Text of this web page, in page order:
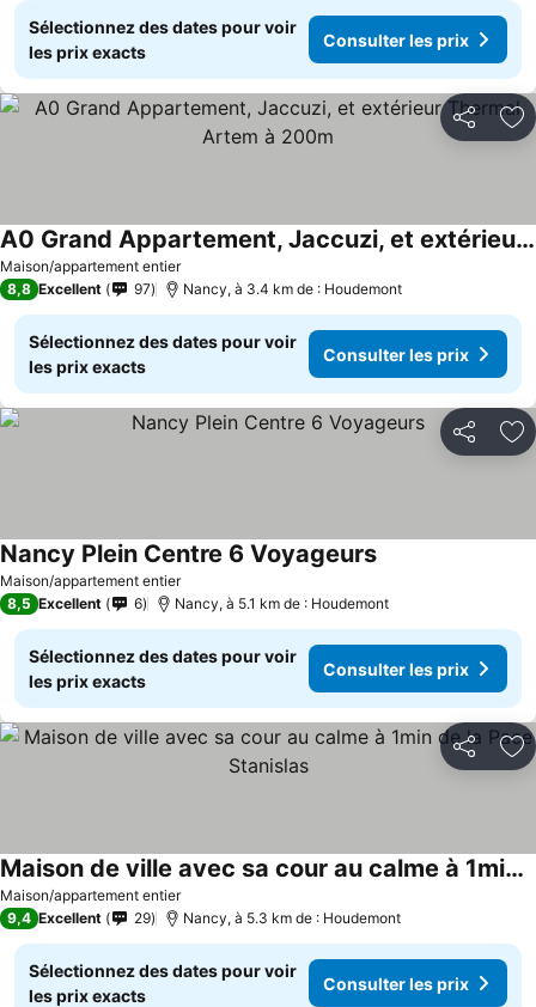
Sélectionnez des dates pour voir
les prix exacts
Consulter les prix
Partager
Maison/appartement entier
A0 Grand Appartement, Jaccuzi, et extérieur Thermal Artem à 200m
8,8 Excellent 97 Nancy, à 3.4 km de : Houdemont
Sélectionnez des dates pour voir
les prix exacts
Consulter les prix
Partager
Maison/appartement entier
Nancy Plein Centre 6 Voyageurs
8,5 Excellent 6 Nancy, à 5.1 km de : Houdemont
Sélectionnez des dates pour voir
les prix exacts
Consulter les prix
Partager
Maison/appartement entier
Maison de ville avec sa cour au calme à 1min de la Pace Stanislas
9,4 Excellent 29 Nancy, à 5.3 km de : Houdemont
Sélectionnez des dates pour voir
les prix exacts
Consulter les prix